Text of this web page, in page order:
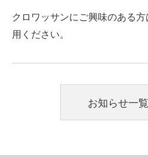
クロワッサンにご興味のある
用ください。
お知らせ一